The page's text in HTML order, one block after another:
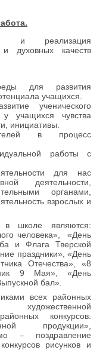
и реализация
и духовных качеств
для развития
учащихся.
ученического
учащихся чувства
инициативы.
в процесс
работы с
для нас
деятельности,
органами,
взрослых и
в школе являются:
человека», «День
и Флага Тверской
праздники», «День
Отечества», «8
9 Мая», «День
бал».
всех районных
конкурсов:
продукции»,
– поздравление
рисунков и